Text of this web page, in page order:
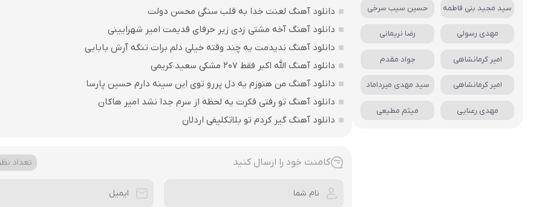
دانلود آهنگ لعنت خدا به قلب سنگی محسن دولت
دانلود آهنگ آخه مشتی زدی زیر حرفای قدیمت امیر شهرایینی
دانلود آهنگ ندیدمت یه چند وقته خیلی دلم برات تنگه آرش بابایی
دانلود آهنگ الله اکبر فقط 207 مشکی سعید کریمی
دانلود آهنگ من هنوزم یه دل پررو توی این سینه دارم حسین پارسا
دانلود آهنگ تو رفتی فکرت یه لحظه از سرم جدا نشد امیر هاکان
دانلود آهنگ گیر کردم تو بلاتکلیفی اردلان
کامنت خود را ارسال کنید تعداد
سید مجید بنی فاطمه حسین سیب سرخی
مهدی رسولی رضا نریمانی
امیر کرمانشاهی جواد مقدم
امیر کرمانشاهی سید مهدی میرداماد
مهدی رعنایی میثم مطیعی